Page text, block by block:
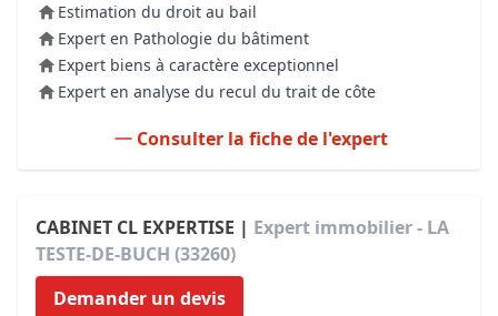
Estimation du droit au bail
Expert en Pathologie du bâtiment
Expert biens à caractère exceptionnel
Expert en analyse du recul du trait de côte
Consulter la fiche de l'expert
CABINET CL EXPERTISE | Expert immobilier - LA
TESTE-DE-BUCH (33260)
Demander un devis